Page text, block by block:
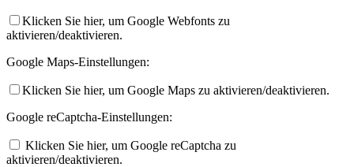
Klicken Sie hier, um Google Webfonts zu
aktivieren/deaktivieren.
Google Maps-Einstellungen:
Klicken Sie hier, um Google Maps zu aktivieren/deaktivieren.
Google reCaptcha-Einstellungen:
Klicken Sie hier, um Google reCaptcha zu
aktivieren/deaktivieren.